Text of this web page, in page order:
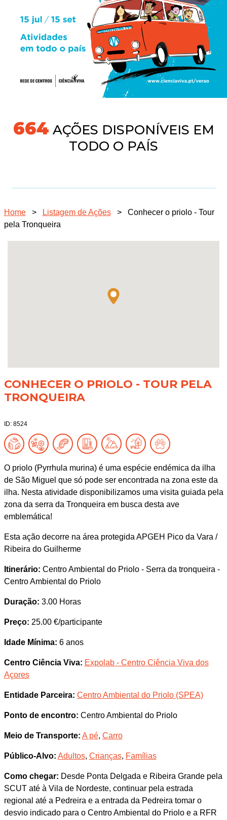
704 AÇÕES DISPONÍVEIS EM
TODO O PAÍS
Home > Listagem de Ações >
Conhecer o priolo - Tour
pela Tronqueira
CONHECER O PRIOLO - TOUR PELA
TRONQUEIRA
ID: 8524
O priolo (Pyrrhula murina) é uma espécie endémica da ilha
de São Miguel que só pode ser encontrada na zona este da
ilha. Nesta atividade disponibilizamos uma visita guiada pela
zona da serra da Tronqueira em busca desta ave
emblemática!
Esta ação decorre na área protegida APGEH Pico da Vara /
Ribeira do Guilherme
Itinerário: Centro Ambiental do Priolo - Serra da tronqueira -
Centro Ambiental do Priolo
Duração: 3.00 Horas
Preço: 25.00 €/participante
Idade Mínima: 6 anos
Centro Ciência Viva: Expolab - Centro Ciência Viva dos
Açores
Entidade Parceira: Centro Ambiental do Priolo (SPEA)
Ponto de encontro: Centro Ambiental do Priolo
Meio de Transporte: A pé, Carro
Público-Alvo: Adultos, Crianças, Famílias
Como chegar: Desde Ponta Delgada e Ribeira Grande pela
SCUT até à Vila de Nordeste, continuar pela estrada
regional até a Pedreira e a entrada da Pedreira tomar o
desvio indicado para o Centro Ambiental do Priolo e a RFR